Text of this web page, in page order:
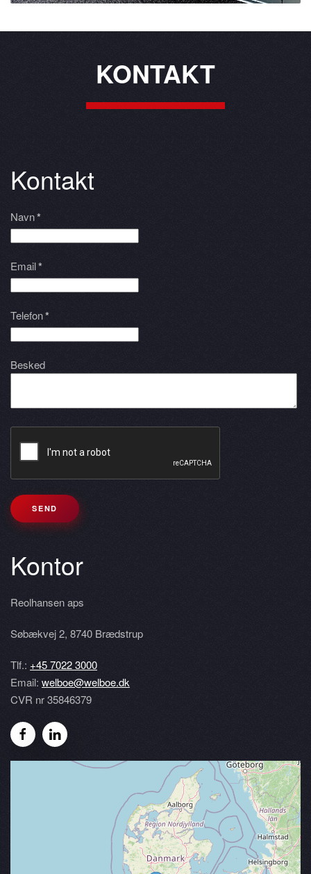
KONTAKT
Kontakt
Navn*
Email*
Telefon*
Besked
SEND
Kontor
Reolhansen aps
Søbækvej 2, 8740 Brædstrup
Tlf.: +45 7022 3000
Email: welboe@welboe.dk
CVR nr 35846379